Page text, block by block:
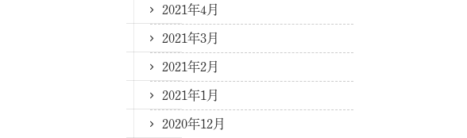
2021年4月
2021年3月
2021年2月
2021年1月
2020年12月